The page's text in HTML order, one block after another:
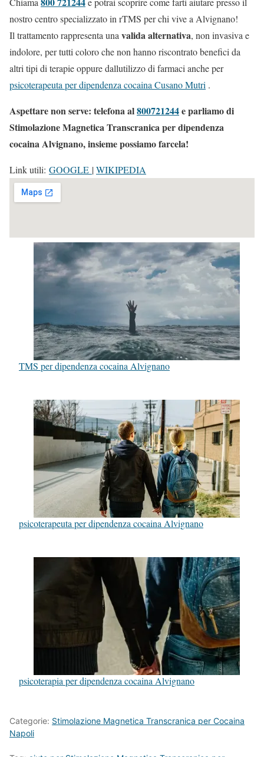
nostro centro specializzato in rTMS per chi vive a Alvignano!
Il trattamento rappresenta una valida alternativa, non invasiva e
indolore, per tutti coloro che non hanno riscontrato benefici da
altri tipi di terapie oppure dallutilizzo di farmaci anche per
psicoterapeuta per dipendenza cocaina Cusano Mutri .
Aspettare non serve: telefona al800721244e parliamo di
Stimolazione Magnetica Transcranica per dipendenza
cocaina Alvignano, insieme possiamo farcela!
Link utili: GOOGLE |WIKIPEDIA
TMS per dipendenza cocaina Alvignano
psicoterapeuta per dipendenza cocaina Alvignano
psicoterapia per dipendenza cocaina Alvignano
Categorie: Stimolazione Magnetica Transcranica per Cocaina
Napoli